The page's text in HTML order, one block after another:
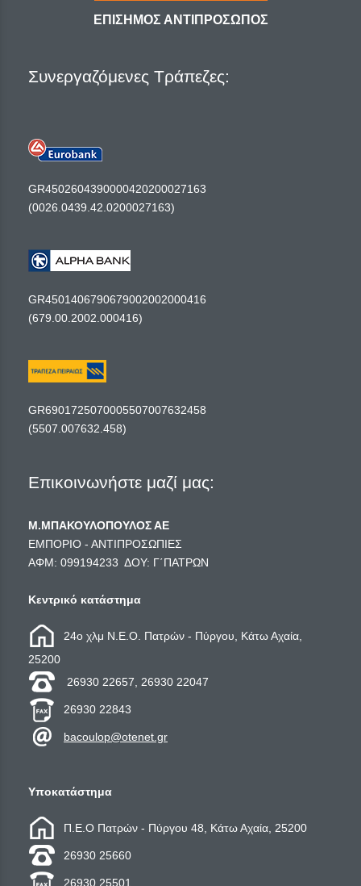
ΕΠΙΣΗΜΟΣ ΑΝΤΙΠΡΟΣΩΠΟΣ
Συνεργαζόμενες Τράπεζες:
GR4502604390000420200027163
(0026.0439.42.0200027163)
GR4501406790679002002000416
(679.00.2002.000416)
GR6901725070005507007632458
(5507.007632.458)
Επικοινωνήστε μαζί μας:
Μ.ΜΠΑΚΟΥΛΟΠΟΥΛΟΣ ΑΕ
ΕΜΠΟΡΙΟ - ΑΝΤΙΠΡΟΣΩΠΙΕΣ
ΑΦΜ: 099194233 ΔΟΥ: Γ΄ΠΑΤΡΩΝ
Κεντρικό κατάστημα
24ο χλμ Ν.Ε.Ο. Πατρών - Πύργου, Κάτω Αχαία,
25200
26930 22657, 26930 22047
26930 22843
bacoulop@otenet.gr
Υποκατάστημα
Π.Ε.Ο Πατρών - Πύργου 48, Κάτω Αχαία, 25200
26930 25660
26930 25501